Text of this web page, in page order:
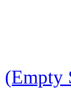
(Empty